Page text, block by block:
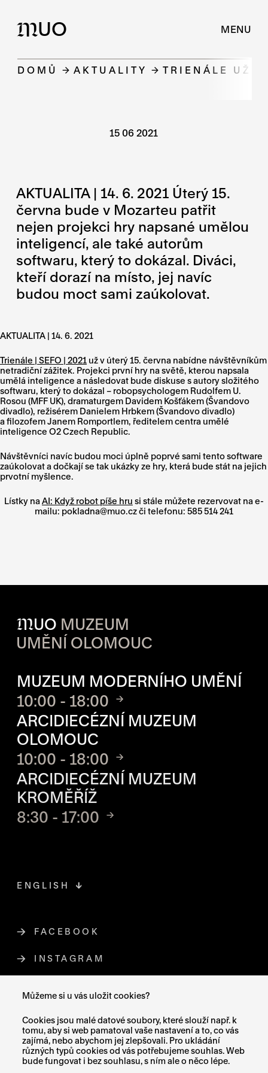
MUO MENU
Můžeme si u vás uložit cookies?
Cookies jsou malé datové soubory, které slouží např. k
tomu, aby si web pamatoval vaše nastavení a to, co vás
zajímá, nebo abychom jej zlepšovali. Pro ukládání
různých typů cookies od vás potřebujeme souhlas. Web
bude fungovat i bez souhlasu, s ním ale o něco lépe.
DOMŮ AKTUALITY TRIENÁLE UŽ
15 06 2021
AKTUALITA | 14. 6. 2021 Úterý 15.
června bude v Mozarteu patřit
nejen projekci hry napsané umělou
inteligencí, ale také autorům
softwaru, který to dokázal. Diváci,
kteří dorazí na místo, jej navíc
budou moct sami zaúkolovat.
AKTUALITA | 14. 6. 2021
Trienále | SEFO | 2021 už v úterý 15. června nabídne návštěvníkům
netradiční zážitek. Projekci první hry na světě, kterou napsala
umělá inteligence a následovat bude diskuse s autory složitého
softwaru, který to dokázal – robopsychologem Rudolfem U.
Rosou (MFF UK), dramaturgem Davidem Košťákem (Švandovo
divadlo), režisérem Danielem Hrbkem (Švandovo divadlo)
a filozofem Janem Romportlem, ředitelem centra umělé
inteligence O2 Czech Republic.
Návštěvníci navíc budou moci úplně poprvé sami tento software
zaúkolovat a dočkají se tak ukázky ze hry, která bude stát na jejich
prvotní myšlence.
Lístky na AI: Když robot píše hru si stále můžete rezervovat na e-
mailu: pokladna@muo.cz či telefonu: 585 514 241
MUO MUZEUM
UMĚNÍ OLOMOUC
MUZEUM MODERNÍHO UMĚNÍ
10:00 - 18:00
ARCIDIECÉZNÍ MUZEUM
OLOMOUC
10:00 - 18:00
ARCIDIECÉZNÍ MUZEUM
KROMĚŘÍŽ
8:30 - 17:00
FACEBOOKODKAZ SE OTEVŘE NA NOVÉ
INSTAGRAMODKAZ SE OTEVŘE NA NOVÉ
ENGLISH